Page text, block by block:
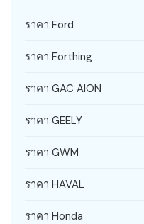
ราคา Ford
ราคา Forthing
ราคา GAC AION
ราคา GEELY
ราคา GWM
ราคา HAVAL
ราคา Honda